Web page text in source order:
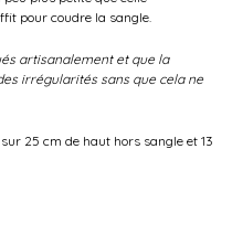
pour coudre la sangle.
artisanalement et que la
irrégularités sans que cela ne
25 cm de haut hors sangle et 13